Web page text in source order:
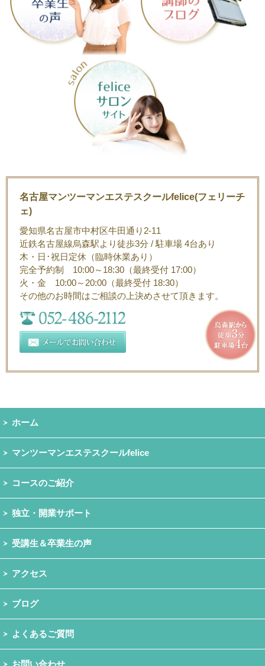
名古屋マンツーマンエステスクールfelice(フェリーチ
ェ)
愛知県名古屋市中村区牛田通り2-11
近鉄名古屋線烏森駅より徒歩3分 / 駐車場 4台あり
木・日･祝日定休（臨時休業あり）
完全予約制 10:00～18:30（最終受付 17:00）
火・金 10:00～20:00（最終受付 18:30）
その他のお時間はご相談の上決めさせて頂きます。
ホーム
マンツーマンエステスクールfelice
コースのご紹介
独立・開業サポート
受講生＆卒業生の声
アクセス
ブログ
よくあるご質問